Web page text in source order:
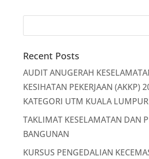
Recent Posts
AUDIT ANUGERAH
KESIHATAN PEKERJAAN (AKKP)
KATEGORI UTM KUALA LUMPUR
TAKLIMAT KESELAMATAN DAN
BANGUNAN
KURSUS PENGEDALIAN